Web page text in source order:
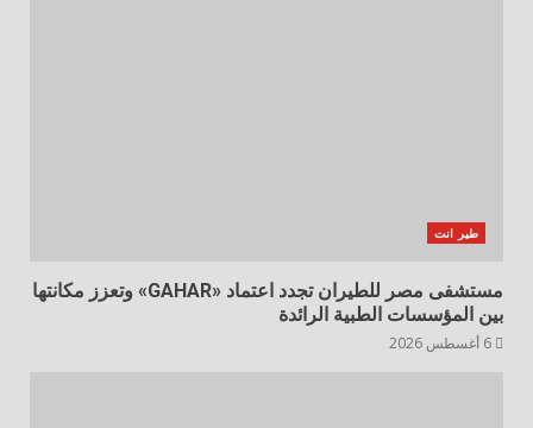
طير انت
مستشفى مصر للطيران تجدد اعتماد «GAHAR» وتعزز مكانتها
بين المؤسسات الطبية الرائدة